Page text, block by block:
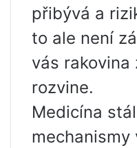
přibývá a
to ale není
vás rakovina
rozvine.
Medicína
mechanismy